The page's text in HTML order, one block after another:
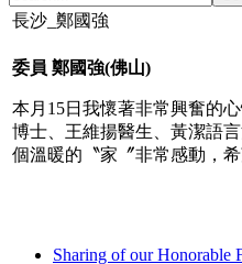
長沙_鄭國強
委員 鄭國強(佛山)
本月15日我懷著非常興奮的
博士、王維揚醫生、黃潔語
個溫暖的〝家〞非常感動，
Sharing of our Honorable